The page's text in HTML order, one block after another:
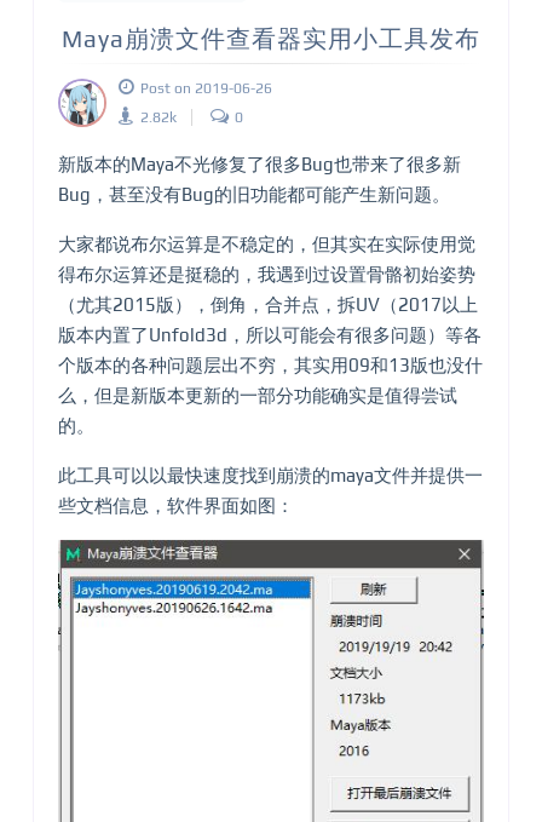
Maya崩溃文件查看器实用小工具发布
Post on 2019-06-26
2.82k
0
新版本的Maya不光修复了很多Bug也带来了很多新
Bug，甚至没有Bug的旧功能都可能产生新问题。
大家都说布尔运算是不稳定的，但其实在实际使用觉
得布尔运算还是挺稳的，我遇到过设置骨骼初始姿势
（尤其2015版），倒角，合并点，拆UV（2017以上
版本内置了Unfold3d，所以可能会有很多问题）等各
个版本的各种问题层出不穷，其实用09和13版也没什
么，但是新版本更新的一部分功能确实是值得尝试
的。
此工具可以以最快速度找到崩溃的maya文件并提供一
些文档信息，软件界面如图：